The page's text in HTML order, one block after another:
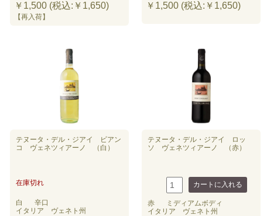
￥1,500 (税込:￥1,650)
【再入荷】
￥1,500 (税込:￥1,650)
テヌータ・デル・ジアイ ビアン
コ ヴェネツィアーノ （白）
在庫切れ
白
辛口
イタリア ヴェネト州
テヌータ・デル・ジアイ ロッ
ソ ヴェネツィアーノ （赤）
赤
ミディアムボディ
イタリア ヴェネト州